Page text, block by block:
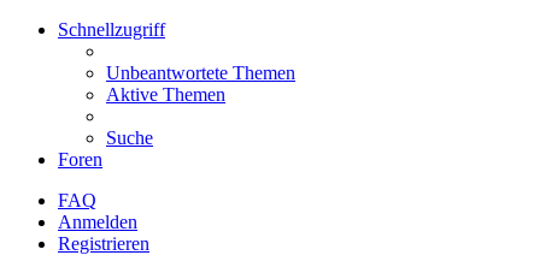
Schnellzugriff
Unbeantwortete Themen
Aktive Themen
Suche
Foren
FAQ
Anmelden
Registrieren